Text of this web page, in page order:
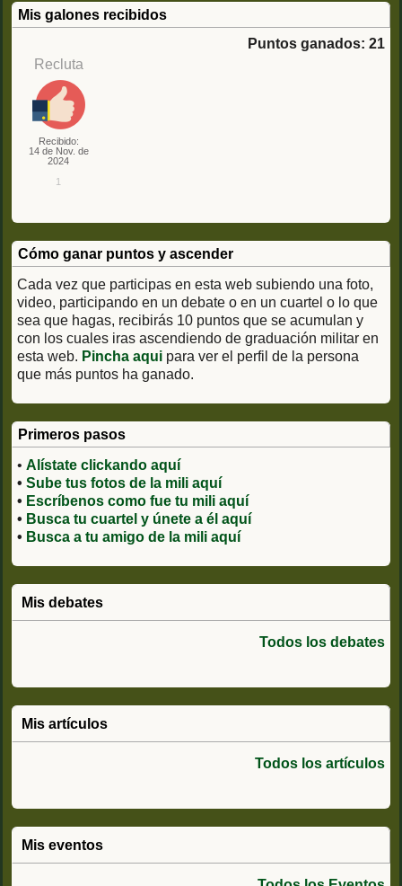
Mis galones recibidos
Puntos ganados: 21
Recluta
Recibido:
14 de Nov. de
2024
1
Cómo ganar puntos y ascender
Cada vez que participas en esta web subiendo una foto,
video, participando en un debate o en un cuartel o lo que
sea que hagas, recibirás 10 puntos que se acumulan y
con los cuales iras ascendiendo de graduación militar en
esta web. Pincha aqui para ver el perfil de la persona
que más puntos ha ganado.
Primeros pasos
• Alístate clickando aquí
• Sube tus fotos de la mili aquí
• Escríbenos como fue tu mili aquí
• Busca tu cuartel y únete a él aquí
• Busca a tu amigo de la mili aquí
Mis debates
Todos los debates
Mis artículos
Todos los artículos
Mis eventos